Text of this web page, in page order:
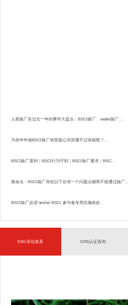
人权验厂在过去一年的事件大盘点：BSCI验厂、sedex验厂...
为何年年做BSCI验厂依然提心吊胆通不过审核呢？...
BSCI验厂原则｜BSCI行为守则｜BSCI验厂要求｜BSC...
致命点：BSCI验厂存在以下任何一个问题点都将不能通过验厂...
BSCI验厂必读”amfori BSCI 参与者专用实施条款
ESG评估体系 GRS认证咨询